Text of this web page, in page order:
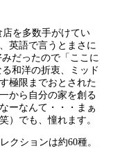
を多数手がけてい
英語で言うとまさに
だったので「ここに
和洋の折衷、ミッド
極限までおとされた
から自分の家を創る
ーなんて・・・まぁ
）でも、憧れます。
クションは約60種。